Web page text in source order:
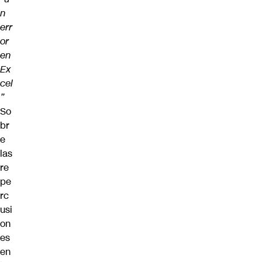
n
err
or
en
Ex
cel
”
So
br
e
las
re
pe
rc
usi
on
es
en